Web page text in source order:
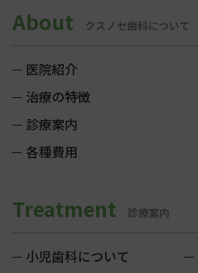
About クスノセ歯科について
医院紹介
治療の特徴
診療案内
各種費用
Treatment 診療案内
小児歯科について